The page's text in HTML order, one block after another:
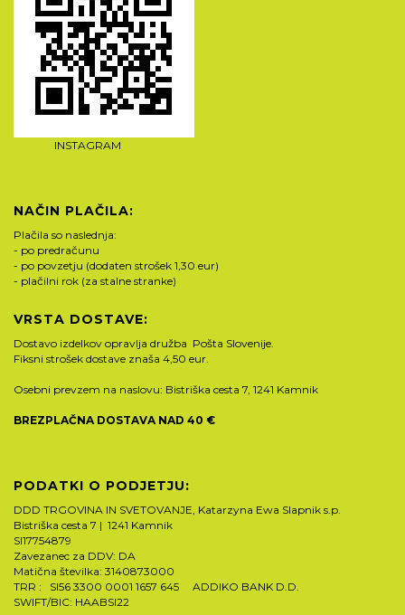
INSTAGRAM
NAČIN PLAČILA:
Plačila so naslednja:
- po predračunu
- po povzetju (dodaten strošek 1,30 eur)
- plačilni rok (za stalne stranke)
VRSTA DOSTAVE:
Dostavo izdelkov opravlja družba Pošta Slovenije.
Fiksni strošek dostave znaša 4,50 eur.
Osebni prevzem na naslovu: Bistriška cesta 7, 1241 Kamnik
BREZPLAČNA DOSTAVA NAD 40 €
PODATKI O PODJETJU:
DDD TRGOVINA IN SVETOVANJE, Katarzyna Ewa Slapnik s.p.
Bistriška cesta 7 | 1241 Kamnik
SI17754879
Zavezanec za DDV: DA
Matična številka: 3140873000
TRR : SI56 3300 0001 1657 645 ADDIKO BANK D.D.
SWIFT/BIC: HAABSI22